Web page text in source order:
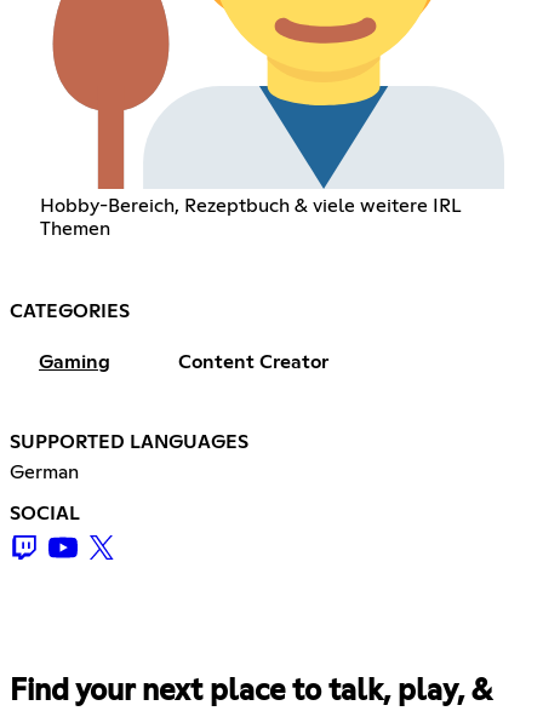
Hobby-Bereich, Rezeptbuch & viele weitere IRL
Themen
CATEGORIES
Gaming Content Creator
SUPPORTED LANGUAGES
German
SOCIAL
Find your next place to talk, play, &